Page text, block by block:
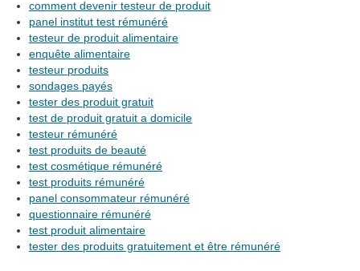
comment devenir testeur de produit
panel institut test rémunéré
testeur de produit alimentaire
enquête alimentaire
testeur produits
sondages payés
tester des produit gratuit
test de produit gratuit a domicile
testeur rémunéré
test produits de beauté
test cosmétique rémunéré
test produits rémunéré
panel consommateur rémunéré
questionnaire rémunéré
test produit alimentaire
tester des produits gratuitement et être rémunéré